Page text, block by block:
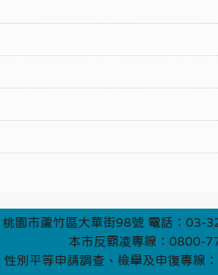
園市蘆竹區大華街98號 電話：03-
本市反霸凌專線：0800-
性別平等申請調查、檢舉及申復專線